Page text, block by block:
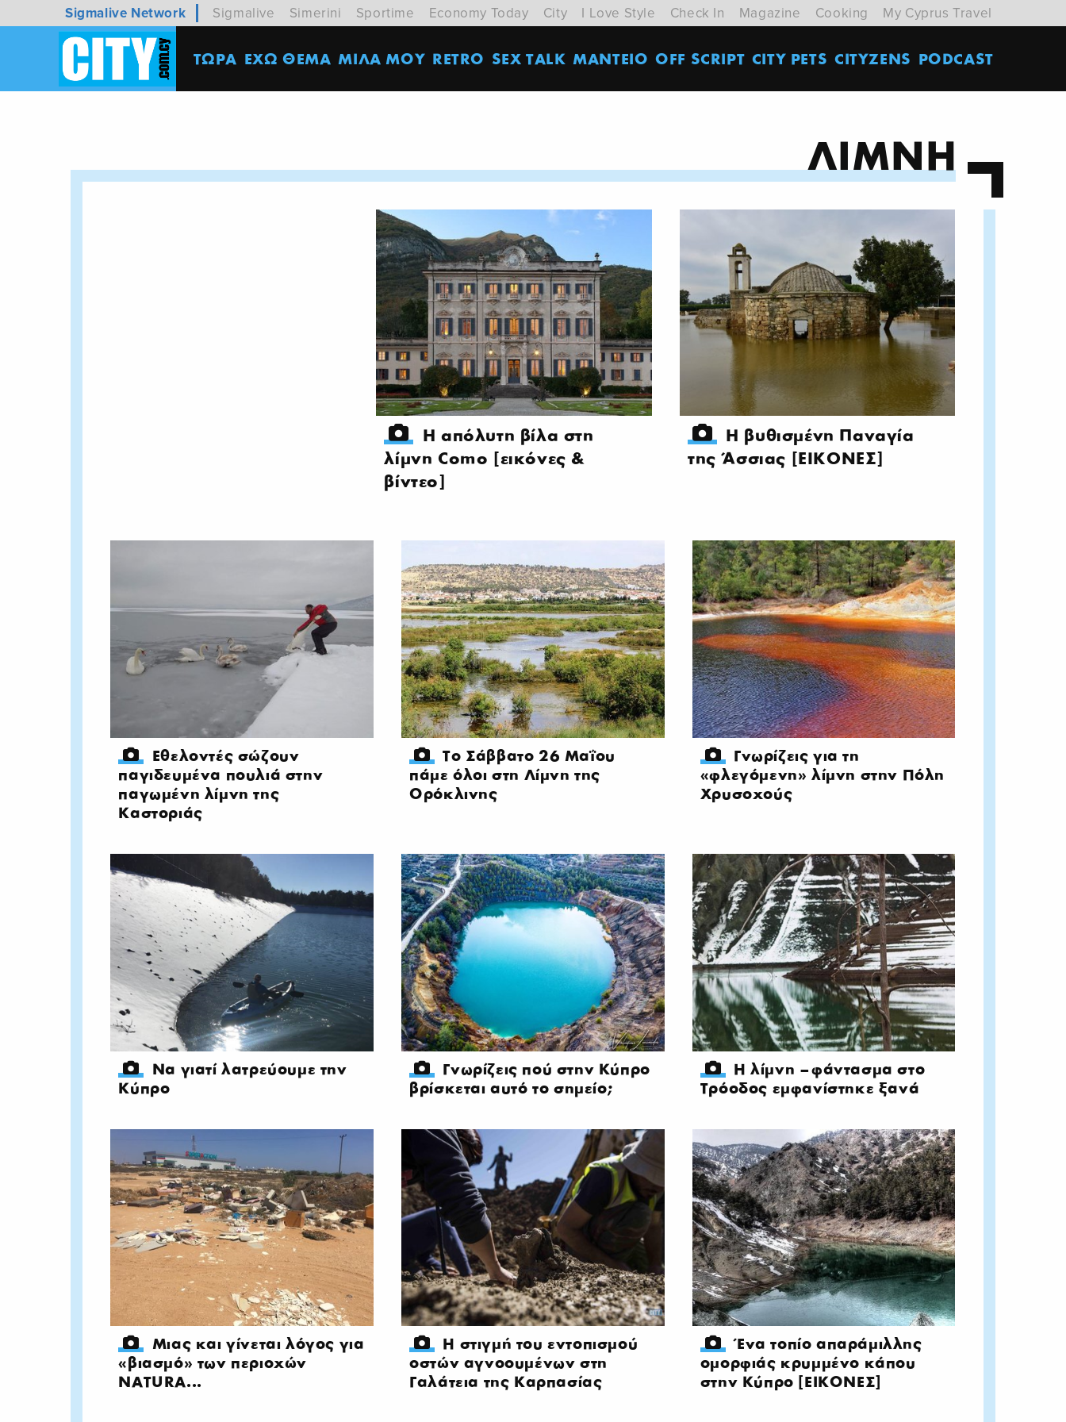
Sigmalive Network Sigmalive Simerini Sportime Economy Today City I Love Style Check In Magazine Cooking My Cyprus Travel
ΤΩΡΑ ΕΧΩ ΘΕΜΑ MΙΛΑ ΜΟΥ RETRO SEX TALK ΜΑΝΤΕΙΟ OFF SCRIPT CITY PETS CITYZENS PODCAST
ΛΙΜΝΗ
Η απόλυτη βίλα στη
λίμνη Como [εικόνες &
βίντεο]
Η βυθισμένη Παναγία
της Άσσιας [ΕΙΚΟΝΕΣ]
Εθελοντές σώζουν
παγιδευμένα πουλιά στην
παγωμένη λίμνη της
Καστοριάς
Το Σάββατο 26 Μαΐου
πάμε όλοι στη Λίμνη της
Ορόκλινης
Γνωρίζεις για τη
«φλεγόμενη» λίμνη στην Πόλη
Χρυσοχούς
Να γιατί λατρεύουμε την
Κύπρο
Γνωρίζεις πού στην Κύπρο
βρίσκεται αυτό το σημείο;
Η λίμνη – φάντασμα στο
Τρόοδος εμφανίστηκε ξανά
Μιας και γίνεται λόγος για
«βιασμό» των περιοχών
NATURA...
H στιγμή του εντοπισμού
οστών αγνοουμένων στη
Γαλάτεια της Καρπασίας
Ένα τοπίο απαράμιλλης
ομορφιάς κρυμμένο κάπου
στην Κύπρο [ΕΙΚΟΝΕΣ]